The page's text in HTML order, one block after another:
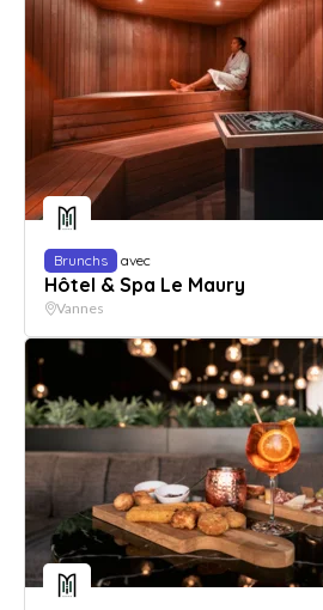
Brunchs avec
Hôtel & Spa Le Maury
Vannes